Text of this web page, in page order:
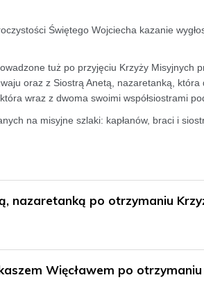
Świętego Wojciecha kazanie
tuż po przyjęciu Krzyży Misyjnych
oraz z Siostrą Anetą, nazaretanką,
wraz z dwoma swoimi współsiostrami
na misyjne szlaki: kapłanów, braci i
nazaretanką po otrzymaniu
Więcławem po